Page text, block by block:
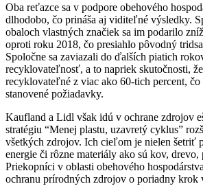
Oba reťazce sa v podpore obehového
dlhodobo, čo prináša aj viditeľné výsledky.
obaloch vlastných značiek sa im podarilo
oproti roku 2018, čo presiahlo pôvodný
Spoločne sa zaviazali do ďalších piatich
recyklovateľnosť, a to napriek skutočnosti,
recyklovateľné z viac ako 60-tich percent,
stanovené požiadavky.
Kaufland a Lidl však idú v ochrane zdrojov
stratégiu “Menej plastu, uzavretý cyklus”
všetkých zdrojov. Ich cieľom je nielen šetriť
energie či rôzne materiály ako sú kov, drevo,
Priekopníci v oblasti obehového
ochranu prírodných zdrojov o poriadny krok